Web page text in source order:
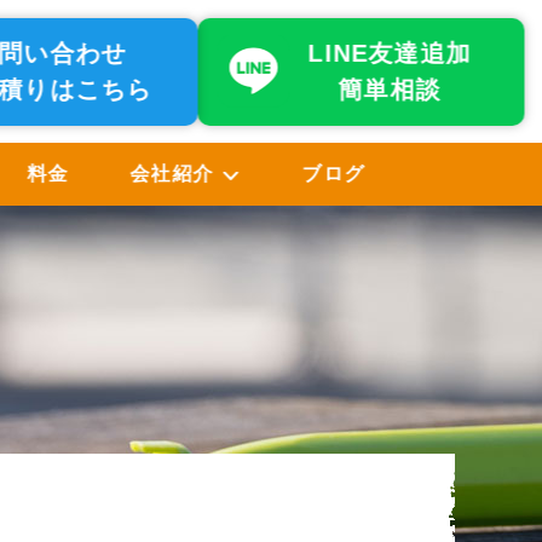
い合わせ
りはこちら
LINE友達追加
簡単相談
料金 会社紹介 ブログ